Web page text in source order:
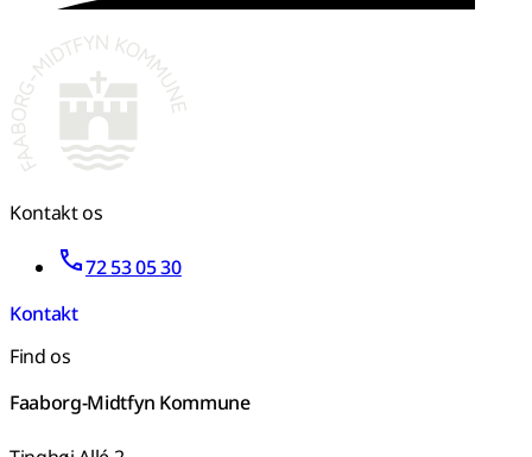
Kontakt os
72 53 05 30
Kontakt
Find os
Faaborg-Midtfyn Kommune